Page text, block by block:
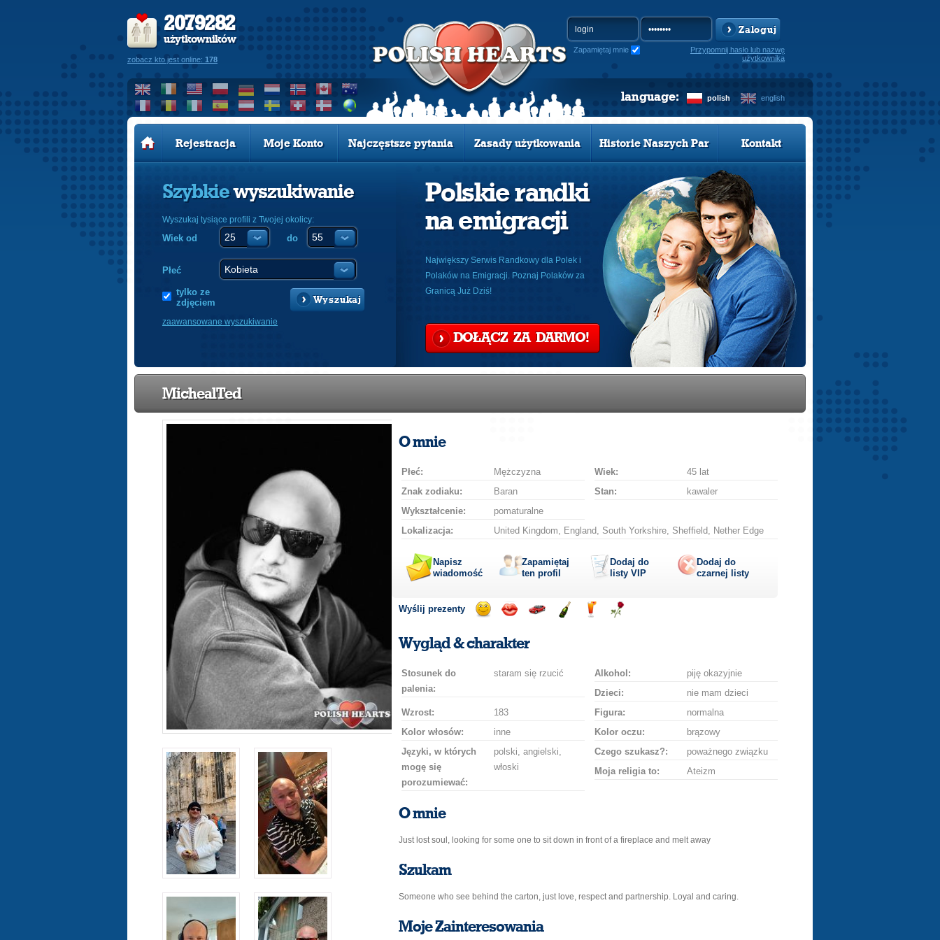
2079282
użytkowników
zobacz kto jest online: 178
Zaloguj
Zapamiętaj mnie
Przypomnij hasło lub nazwę
użytkownika
polish english
language:
Rejestracja Moje Konto Najczęstsze pytania Zasady użytkowania Historie Naszych Par Kontakt
Szybkiewyszukiwanie
Wyszukaj tysiące profili z Twojej okolicy:
Wiek od do
Płeć
tylko ze
zdjęciem
Wyszukaj
zaawansowane wyszukiwanie
Polskie randki
na emigracji
Największy Serwis Randkowy dla Polek i
Polaków na Emigracji. Poznaj Polaków za
Granicą Już Dziś!
DOŁĄCZ ZA DARMO!
MichealTed
O mnie
Płeć: Mężczyzna Wiek:
45 lat
Znak zodiaku:
Baran Stan:
kawaler
Wykształcenie:
pomaturalne
Lokalizacja:
United Kingdom, England, South Yorkshire, Sheffield, Nether Edge
Napisz
wiadomość
Zapamiętaj
ten profil
Dodaj do
listy VIP
Dodaj do
czarnej listy
Wyślij prezenty
uśmiechbuziaka
Wygląd & charakter
Stosunek do
palenia:
staram się rzucić Alkohol:
piję okazyjnie
Dzieci:
nie mam dzieci
Wzrost:
183 Figura:
normalna
Kolor włosów:
inne Kolor oczu:
brązowy
Języki, w których
mogę się
porozumiewać:
polski, angielski,
włoski
Czego szukasz?:
poważnego związku
Moja religia to:
Ateizm
O mnie
Just lost soul, looking for some one to sit down in front of a fireplace and melt away
Szukam
Someone who see behind the carton, just love, respect and partnership. Loyal and caring.
Moje Zainteresowania